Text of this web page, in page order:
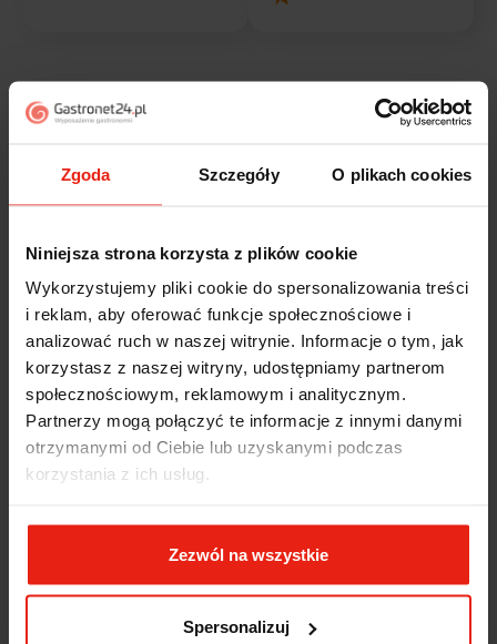
Zgoda Szczegóły O plikach cookies
Niniejsza strona korzysta z plików cookie
Wykorzystujemy pliki cookie do spersonalizowania treści
i reklam, aby oferować funkcje społecznościowe i
analizować ruch w naszej witrynie. Informacje o tym, jak
korzystasz z naszej witryny, udostępniamy partnerom
społecznościowym, reklamowym i analitycznym.
Partnerzy mogą połączyć te informacje z innymi danymi
otrzymanymi od Ciebie lub uzyskanymi podczas
korzystania z ich usług.
Zezwól na wszystkie
Spersonalizuj
Marcin zweryfikowano
Polecam szybko sprawnie dobrze zapakowane
Zostałem świetnie obsłużony. Brawa dla pracowników.
w tym tygodniu
zweryfikowano
5
Jestem zaskoczona, że ta paczka dotarła do mnie tak
szybko. Paczka dotarła cała i zdrowa. Szybko,
klienta.